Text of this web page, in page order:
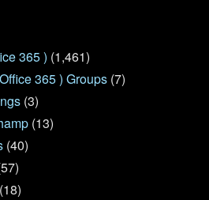
365 ) (1,461)
365 ) Groups (7)
(3)
(13)
(40)
(18)